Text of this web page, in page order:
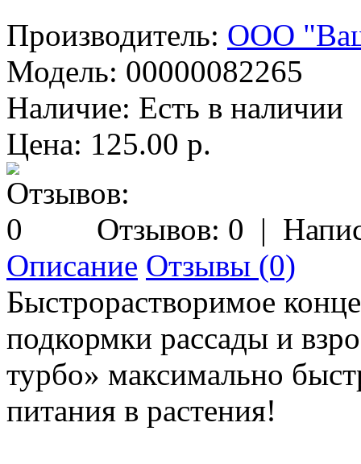
Производитель: ООО
Модель: 00000082265
Наличие: Есть в наличии
Цена: 125.00 р.
Отзывов: 0 |
Описание Отзывы (0)
Быстрорастворимое
подкормки рассады и
турбо» максимально
питания в растения!